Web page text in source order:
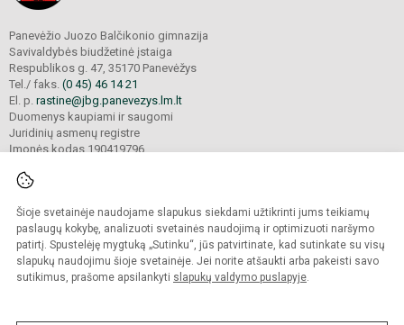
Šioje svetainėje naudojame slapukus siekdami užtikrinti jums teikiamų
paslaugų kokybę, analizuoti svetainės naudojimą ir optimizuoti naršymo
patirtį. Spustelėję mygtuką „Sutinku“, jūs patvirtinate, kad sutinkate su visų
slapukų naudojimu šioje svetainėje. Jei norite atšaukti arba pakeisti savo
sutikimus, prašome apsilankyti slapukų valdymo puslapyje.
Panevėžio Juozo Balčikonio gimnazija
Savivaldybės biudžetinė įstaiga
Respublikos g. 47, 35170 Panevėžys
Tel./ faks. (0 45) 46 14 21
El. p. rastine@jbg.panevezys.lm.lt
Duomenys kaupiami ir saugomi
Juridinių asmenų registre
Įmonės kodas 190419796
© 2026. Panevėžio Juozo Balčikonio gimnazija. Visos teisės saugomos.
Kopijuoti turinį be raštiško gimnazijos sutikimo griežtai draudžiama.
Prieinamumo paraiška Slapukų politika
Sumanus būdas atnaujinti